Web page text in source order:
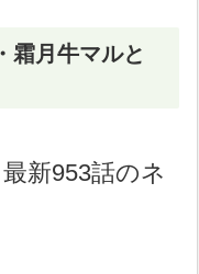
霜月牛マルと
新953話のネ